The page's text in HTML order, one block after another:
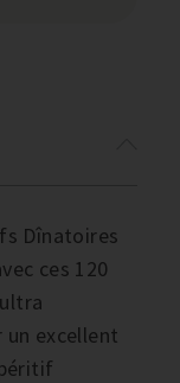
Dînatoires
ces 120
excellent